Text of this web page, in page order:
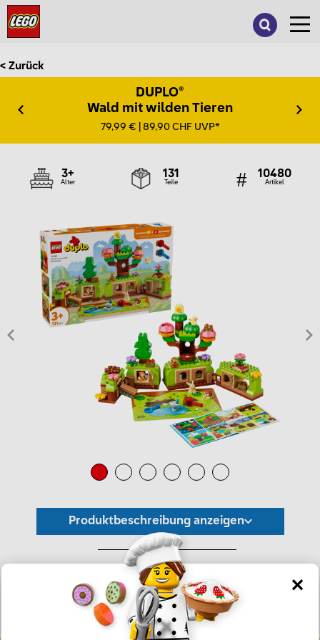
< Zurück
DUPLO®
Wald mit wilden Tieren
79,99 € | 89,90 CHF UVP*
3+
Alter
131
Teile
10480
Artikel
Produktbeschreibung anzeigen
*Unverbindliche Preisempfehlung -
Die Preisgestaltung liegt im alleinigen Ermessen des Händlers